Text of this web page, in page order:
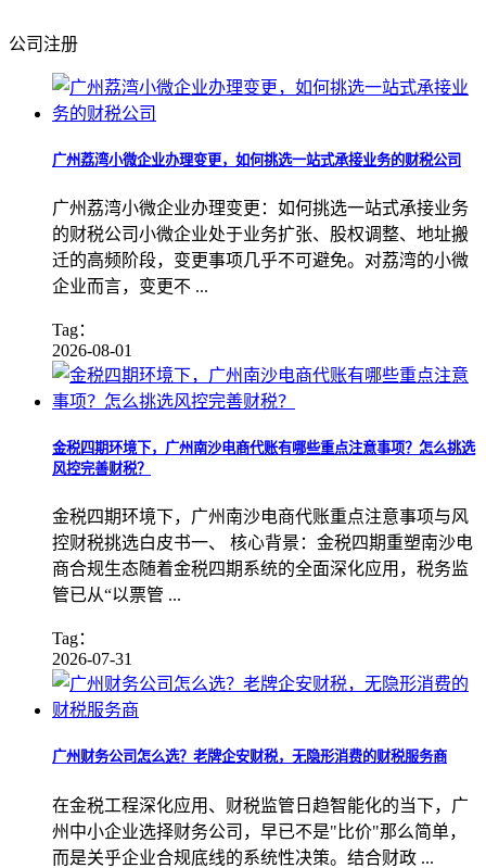
公司注册
广州荔湾小微企业办理变更，如何挑选一站式承接业务的财税公司
广州荔湾小微企业办理变更：如何挑选一站式承接业务
的财税公司小微企业处于业务扩张、股权调整、地址搬
迁的高频阶段，变更事项几乎不可避免。对荔湾的小微
企业而言，变更不 ...
Tag：
2026-08-01
金税四期环境下，广州南沙电商代账有哪些重点注意事项？怎么挑选
风控完善财税？
金税四期环境下，广州南沙电商代账重点注意事项与风
控财税挑选白皮书一、 核心背景：金税四期重塑南沙电
商合规生态随着金税四期系统的全面深化应用，税务监
管已从“以票管 ...
Tag：
2026-07-31
广州财务公司怎么选？老牌企安财税，无隐形消费的财税服务商
在金税工程深化应用、财税监管日趋智能化的当下，广
州中小企业选择财务公司，早已不是"比价"那么简单，
而是关乎企业合规底线的系统性决策。结合财政 ...